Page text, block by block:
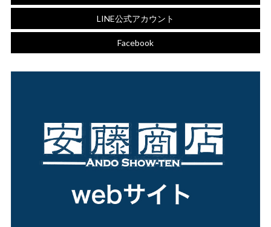
LINE公式アカウント
Facebook